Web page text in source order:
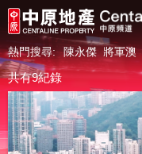
熱門搜尋: 陳永傑 將軍澳
共有9紀錄